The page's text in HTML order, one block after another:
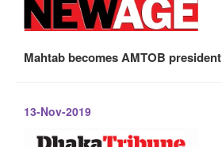
Mahtab becomes AMTOB president
13-Nov-2019